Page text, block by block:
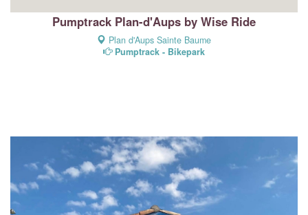
Pumptrack Plan-d'Aups by Wise Ride
Plan d'Aups Sainte Baume
Pumptrack - Bikepark